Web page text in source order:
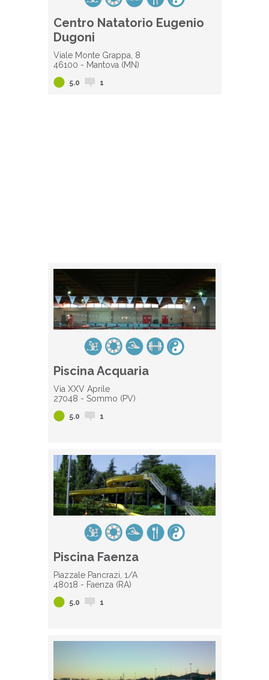
Centro Natatorio Eugenio
Dugoni
Viale Monte Grappa, 8
46100 - Mantova (MN)
5.0 1
Piscina Acquaria
Via XXV Aprile
27048 - Sommo (PV)
5.0 1
Piscina Faenza
Piazzale Pancrazi, 1/A
48018 - Faenza (RA)
5.0 1